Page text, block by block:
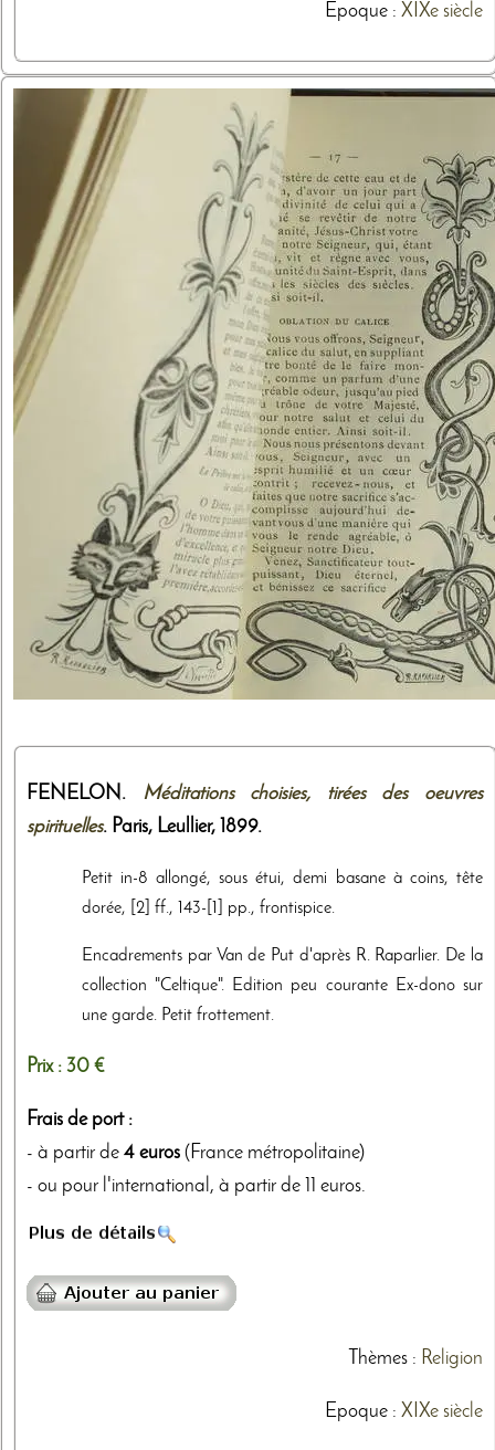
Epoque : XIXe siècle
FENELON. Méditations choisies, tirées des oeuvres
spirituelles. Paris, Leullier, 1899.
Petit in-8 allongé, sous étui, demi basane à coins, tête
dorée, [2] ff., 143-[1] pp., frontispice.
Encadrements par Van de Put d'après R. Raparlier. De la
collection "Celtique". Edition peu courante Ex-dono sur
une garde. Petit frottement.
Prix : 30 €
Frais de port :
- à partir de 4 euros (France métropolitaine)
- ou pour l'international, à partir de 11 euros.
Thèmes: Religion
Epoque : XIXe siècle